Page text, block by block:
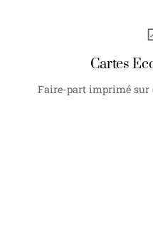
Cartes
Faire-part imprimé sur